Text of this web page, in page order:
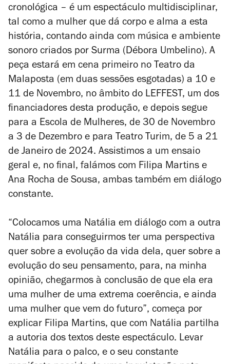
cronológica – é um espectáculo multidisciplinar,
tal como a mulher que dá corpo e alma a esta
história, contando ainda com música e ambiente
sonoro criados por Surma (Débora Umbelino). A
peça estará em cena primeiro no Teatro da
Malaposta (em duas sessões esgotadas) a 10 e
11 de Novembro, no âmbito do LEFFEST, um dos
financiadores desta produção, e depois segue
para a Escola de Mulheres, de 30 de Novembro
a 3 de Dezembro e para Teatro Turim, de 5 a 21
de Janeiro de 2024. Assistimos a um ensaio
geral e, no final, falámos com Filipa Martins e
Ana Rocha de Sousa, ambas também em diálogo
constante.
“Colocamos uma Natália em diálogo com a outra
Natália para conseguirmos ter uma perspectiva
quer sobre a evolução da vida dela, quer sobre a
evolução do seu pensamento, para, na minha
opinião, chegarmos à conclusão de que ela era
uma mulher de uma extrema coerência, e ainda
uma mulher que vem do futuro”, começa por
explicar Filipa Martins, que com Natália partilha
a autoria dos textos deste espectáculo. Levar
Natália para o palco, e o seu constante